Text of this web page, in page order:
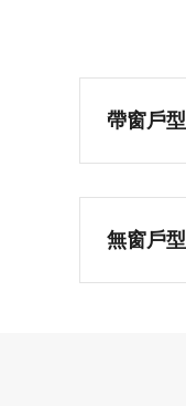
帶窗戶型
無窗戶型